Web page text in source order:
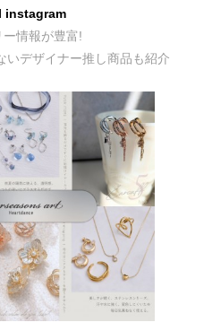
instagram
ー情報が豊富!
いデザイナー推し商品も紹介